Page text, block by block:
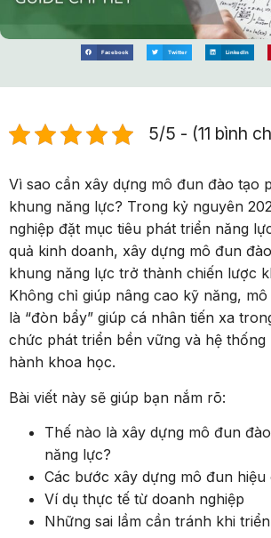
Facebook Twitter LinkedIn
5/5 - (11 bình
Vì sao cần xây dựng mô đun đào tạo
khung năng lực? Trong kỷ nguyên
nghiệp đặt mục tiêu phát triển năng
quả kinh doanh, xây dựng mô đun
khung năng lực trở thành chiến lược
Không chỉ giúp nâng cao kỹ năng,
là “đòn bẩy” giúp cá nhân tiến xa
chức phát triển bền vững và hệ thống
hành khoa học.
Bài viết này sẽ giúp bạn nắm rõ:
Thế nào là xây dựng mô đun
năng lực?
Các bước xây dựng mô đun hiệu
Ví dụ thực tế từ doanh nghiệp
Những sai lầm cần tránh khi